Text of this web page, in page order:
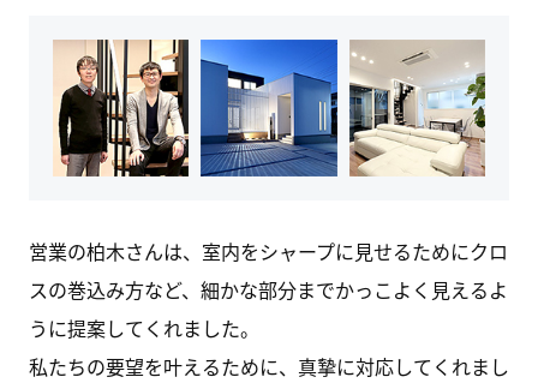
営業の柏木さんは、室内をシャープに見せるためにクロ
スの巻込み方など、細かな部分までかっこよく見えるよ
うに提案してくれました。
私たちの要望を叶えるために、真摯に対応してくれまし